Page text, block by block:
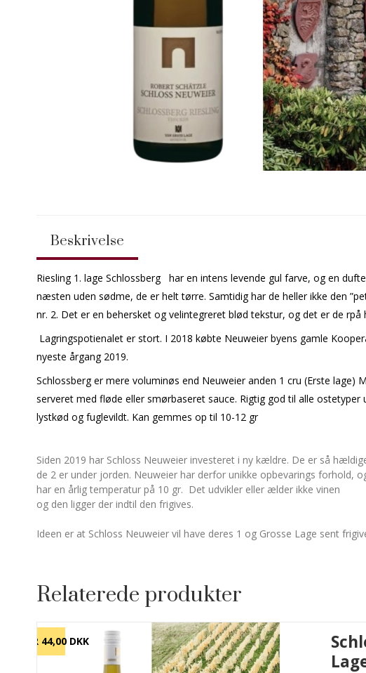
Beskrivelse
Riesling 1. lage Schlossberg har en intens levende gul farve, og en
næsten uden sødme, de er helt tørre. Samtidig har de heller ikke den
nr. 2. Det er en behersket og velintegreret blød tekstur, og det er de rpå
Lagringspotienalet er stort. I 2018 købte Neuweier byens gamle
nyeste årgang 2019.
Schlossberg er mere voluminøs end Neuweier anden 1 cru (Erste
serveret med fløde eller smørbaseret sauce. Rigtig god til alle
lystkød og fuglevildt. Kan gemmes op til 10-12 gr
Siden 2019 har Schloss Neuweier investeret i ny kældre. De er så
de 2 er under jorden. Neuweier har derfor unikke opbevarings
har en årlig temperatur på 10 gr. Det udvikler eller ælder ikke vinen
og den ligger der indtil den frigives.
Ideen er at Schloss Neuweier vil have deres 1 og Grosse Lage sent
Relaterede produkter
SPAR 44,00 DKK